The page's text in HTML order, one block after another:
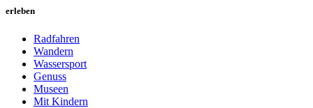
erleben
Radfahren
Wandern
Wassersport
Genuss
Museen
Mit Kindern